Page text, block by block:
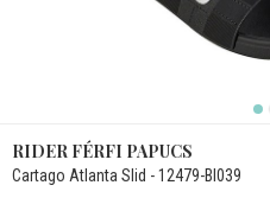
RIDER FÉRFI PAPUCS
Cartago Atlanta Slid - 12479-BI039